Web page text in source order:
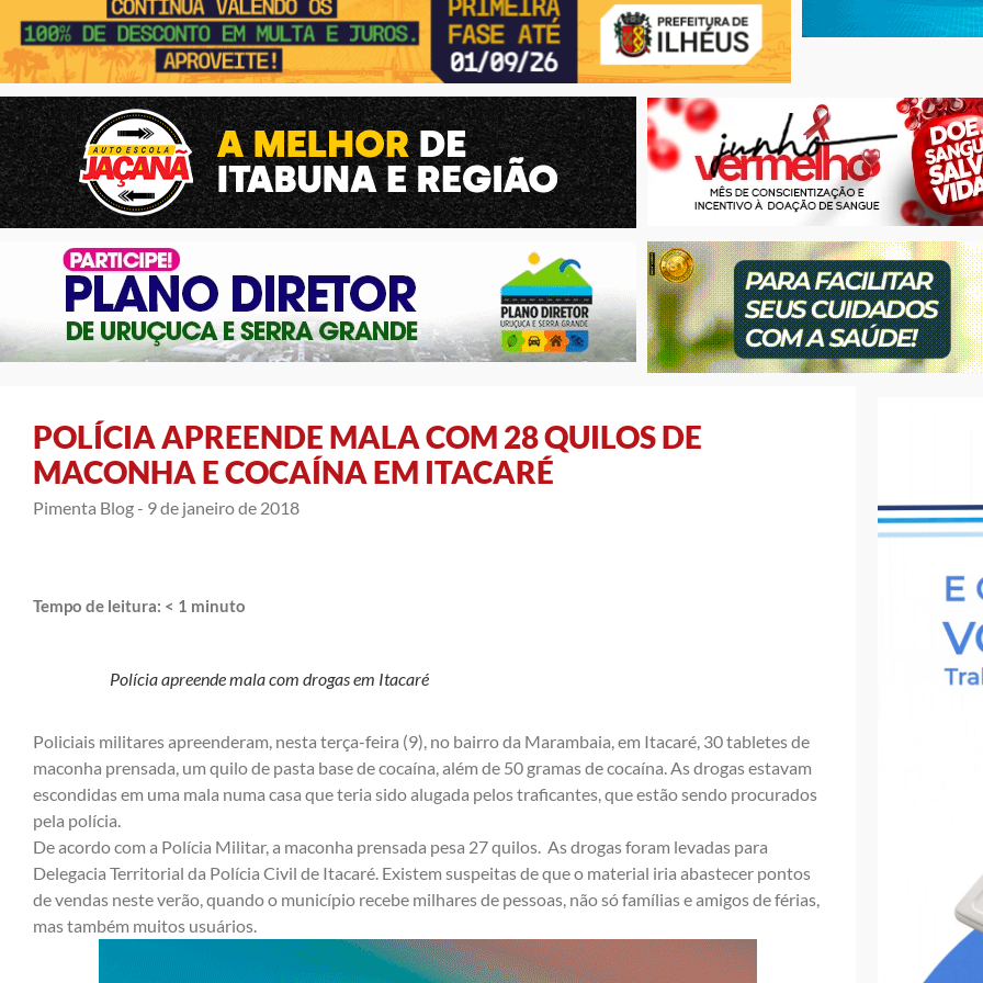
POLÍCIA APREENDE MALA COM 28 QUILOS DE
MACONHA E COCAÍNA EM ITACARÉ
Pimenta Blog - 9 de janeiro de 2018
Tempo de leitura: < 1 minuto
Polícia apreende mala com drogas em Itacaré
Policiais militares apreenderam, nesta terça-feira (9), no bairro da Marambaia, em Itacaré, 30 tabletes de
maconha prensada, um quilo de pasta base de cocaína, além de 50 gramas de cocaína. As drogas estavam
escondidas em uma mala numa casa que teria sido alugada pelos traficantes, que estão sendo procurados
pela polícia.
De acordo com a Polícia Militar, a maconha prensada pesa 27 quilos. As drogas foram levadas para
Delegacia Territorial da Polícia Civil de Itacaré. Existem suspeitas de que o material iria abastecer pontos
de vendas neste verão, quando o município recebe milhares de pessoas, não só famílias e amigos de férias,
mas também muitos usuários.